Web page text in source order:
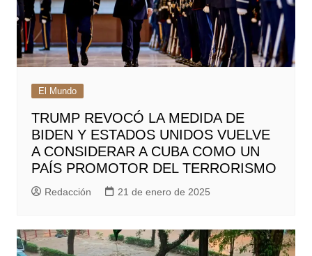
El Mundo
TRUMP REVOCÓ LA MEDIDA DE
BIDEN Y ESTADOS UNIDOS VUELVE
A CONSIDERAR A CUBA COMO UN
PAÍS PROMOTOR DEL TERRORISMO
Redacción 21 de enero de 2025